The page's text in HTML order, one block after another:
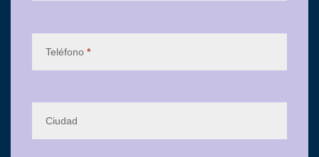
Teléfono *
Ciudad